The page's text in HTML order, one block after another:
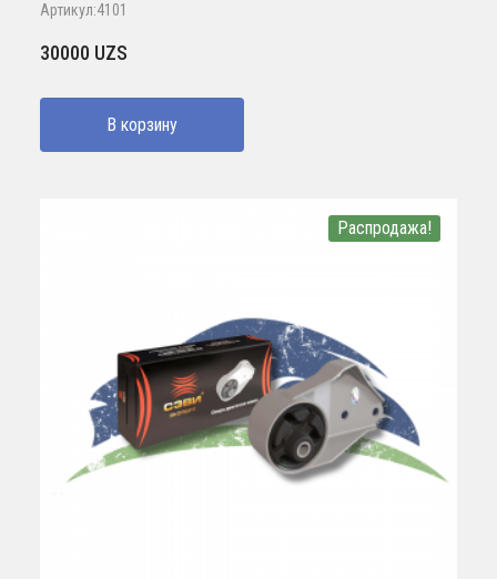
Артикул:4101
30000 UZS
В корзину
Распродажа!